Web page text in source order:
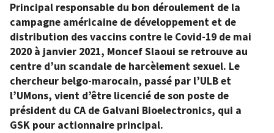
Principal responsable du bon déroulement de la
campagne américaine de développement et de
distribution des vaccins contre le Covid-19 de mai
2020 à janvier 2021, Moncef Slaoui se retrouve au
centre d’un scandale de harcèlement sexuel. Le
chercheur belgo-marocain, passé par l’ULB et
l’UMons, vient d’être licencié de son poste de
président du CA de Galvani Bioelectronics, qui a
GSK pour actionnaire principal.